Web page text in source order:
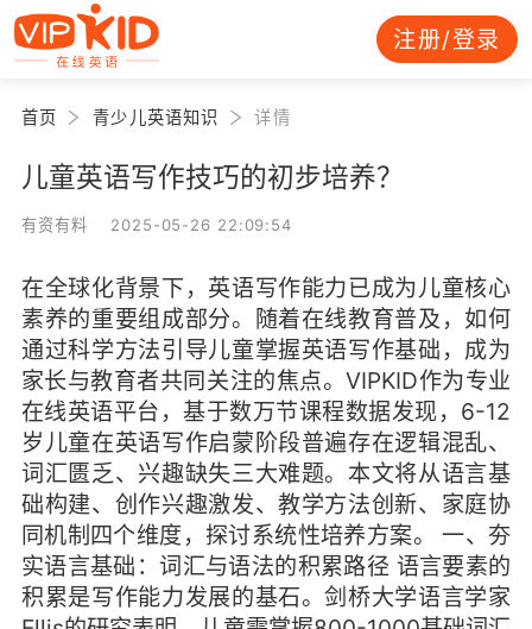
注册/登录
首页 青少儿英语知识 详情
儿童英语写作技巧的初步培养？
有资有料 2025-05-26 22:09:54
在全球化背景下，英语写作能力已成为儿童核心
素养的重要组成部分。随着在线教育普及，如何
通过科学方法引导儿童掌握英语写作基础，成为
家长与教育者共同关注的焦点。VIPKID作为专业
在线英语平台，基于数万节课程数据发现，6-12
岁儿童在英语写作启蒙阶段普遍存在逻辑混乱、
词汇匮乏、兴趣缺失三大难题。本文将从语言基
础构建、创作兴趣激发、教学方法创新、家庭协
同机制四个维度，探讨系统性培养方案。 一、夯
实语言基础：词汇与语法的积累路径 语言要素的
积累是写作能力发展的基石。剑桥大学语言学家